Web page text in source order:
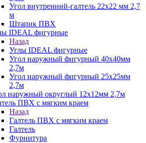
Угол внутренний-галтель 22х22 мм 2,7
м
Штапик ПВХ
IDEAL фигурные
Назад
Углы IDEAL фигурные
Угол наружный фигурный 40х40мм
2,7м
Угол наружный фигурный 25х25мм
2,7м
наружный округлый 12х12мм 2,7м
ПВХ с мягким краем
Назад
Галтель ПВХ с мягким краем
Галтель
Фурнитура